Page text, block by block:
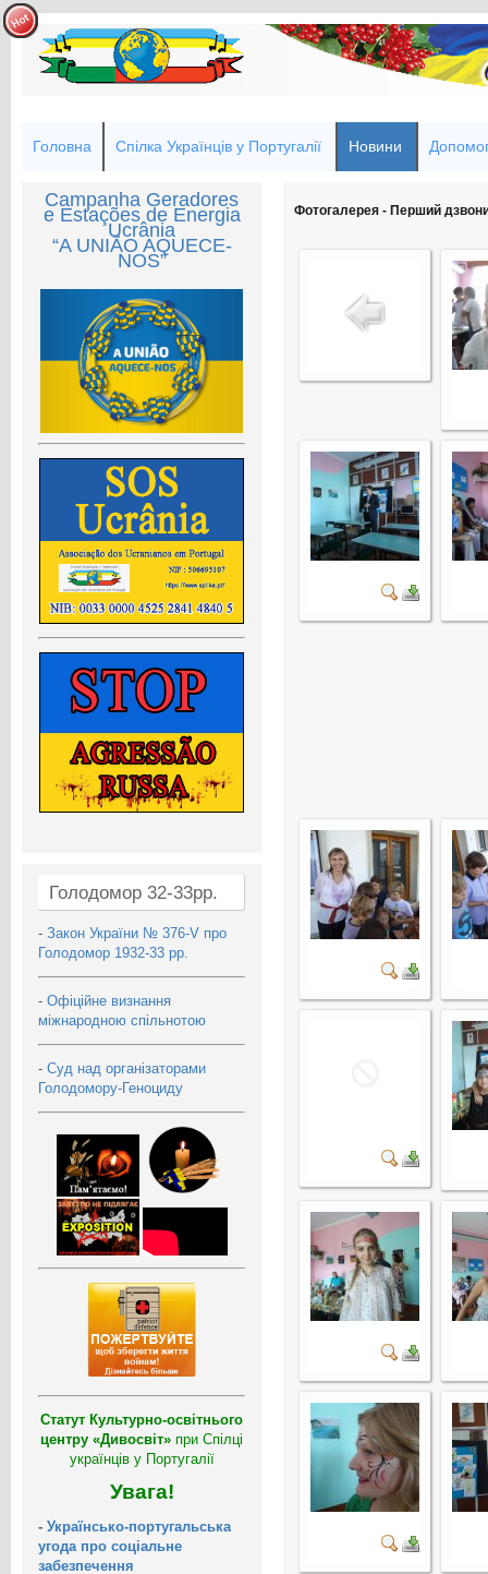
Головна Спілка Українців у Португалії Новини
Campanha Geradores
e Estações de Energia
Ucrânia
“A UNIÃO AQUECE-
NOS”
Голодомор 32-33рр.
- Закон України № 376-V про
Голодомор 1932-33 рр.
- Офіційне визнання
міжнародною спільнотою
- Суд над організаторами
Голодомору-Геноциду
Статут Культурно-освітнього
центру «Дивосвіт» при Спілці
українців у Португалії
Увага!
- Українсько-португальська
угода про соціальне
забезпечення
Фотогалерея - Перший